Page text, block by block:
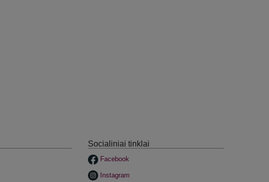
Socialiniai tinklai
Facebook
Instagram